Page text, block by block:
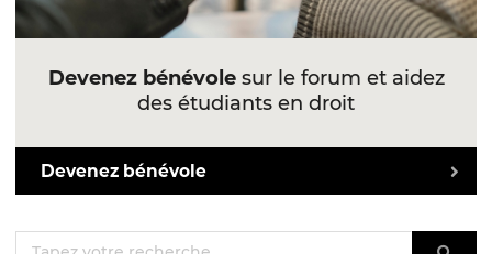
Devenez bénévolesur le forum et aidez
des étudiants en droit
Devenez bénévole